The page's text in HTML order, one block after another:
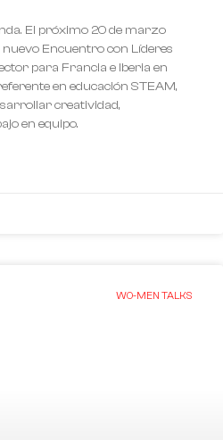
El próximo 20 de marzo
Encuentro con Líderes
para Francia e Iberia en
en educación STEAM,
creatividad,
en equipo.
WO-MEN TALKS